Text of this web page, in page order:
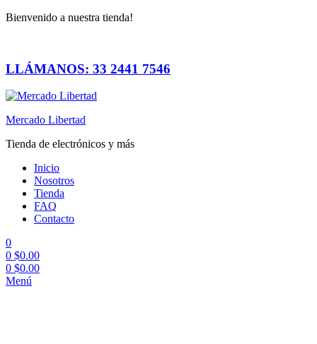
Bienvenido a nuestra tienda!
LLÁMANOS: 33 2441 7546
Mercado Libertad
Tienda de electrónicos y más
Inicio
Nosotros
Tienda
FAQ
Contacto
0
0 $0.00
0 $0.00
Menú